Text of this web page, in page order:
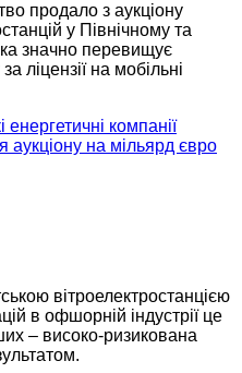
продало з аукціону
у Північному та
значно перевищує
ліцензії на мобільні
енергетичні компанії
аукціону на мільярд євро
вітроелектростанцією
в офшорній індустрії це
– високо-ризикована